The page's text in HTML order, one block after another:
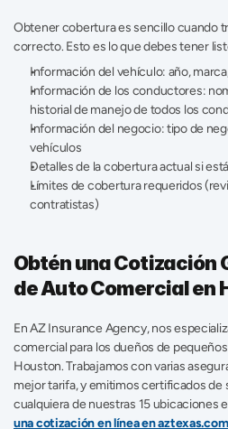
Obtener cobertura es sencillo cuando
correcto. Esto es lo que debes tener
Información del vehículo: año,
Información de los conductores:
historial de manejo de todos los
Información del negocio: tipo de
vehículos
Detalles de la cobertura actual si
Límites de cobertura requeridos
contratistas)
Obtén una Cotización
de Auto Comercial en
En AZ Insurance Agency, nos
comercial para los dueños de
Houston. Trabajamos con varias
mejor tarifa, y emitimos certificados de
cualquiera de nuestras 15 ubicaciones
una cotización en línea en aztexas.com